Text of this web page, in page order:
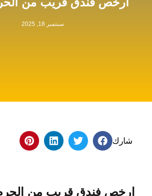
سبتمبر 18, 2025
شارك
ارخص فندق قريب من